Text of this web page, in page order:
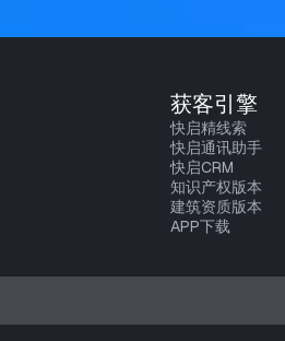
获客引擎
快启精线索
快启通讯助手
快启CRM
知识产权版本
建筑资质版本
APP下载